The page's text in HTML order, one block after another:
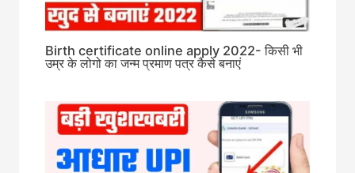
Birth certificate online apply 2022- किसी भी
उम्र के लोगो का जन्म प्रमाण पत्र कैसे बनाएं